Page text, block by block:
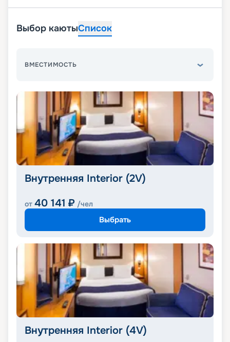
Выбор каютыСписок
ВМЕСТИМОСТЬ
Внутренняя Interior (2V)
от 40 141 ₽ /чел
Выбрать
Внутренняя Interior (4V)